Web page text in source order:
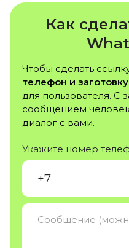
Как
Чтобы сделать
телефон и
для пользователя. С
сообщением
диалог с вами.
Укажите номер